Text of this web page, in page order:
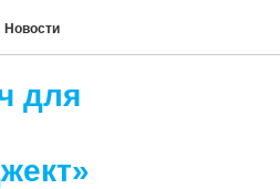
Новости
для